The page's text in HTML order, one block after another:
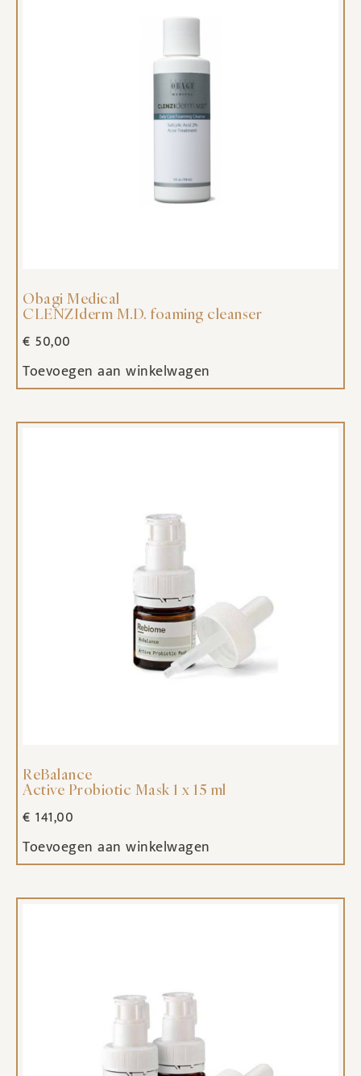
Obagi Medical
CLENZIderm M.D. foaming cleanser
€ 50,00
Toevoegen aan winkelwagen
ReBalance
Active Probiotic Mask 1 x 15 ml
€ 141,00
Toevoegen aan winkelwagen